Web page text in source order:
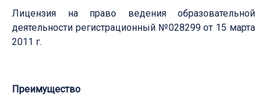
Лицензия на право ведения образовательной
деятельности регистрационный №028299 от 15 марта
2011 г.
Преимущество